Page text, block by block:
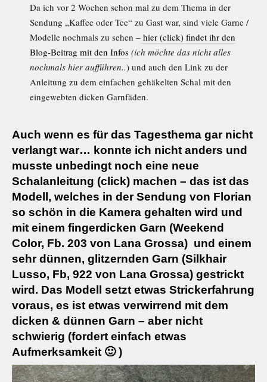
Da ich vor 2 Wochen schon mal zu dem Thema in der
Sendung „Kaffee oder Tee“ zu Gast war, sind viele Garne /
Modelle nochmals zu sehen – hier (click) findet ihr den
Blog-Beitrag mit den Infos (ich möchte das nicht alles
nochmals hier aufführen..) und auch den Link zu der
Anleitung zu dem einfachen gehäkelten Schal mit den
eingewebten dicken Garnfäden.
Auch wenn es für das Tagesthema gar nicht
verlangt war… konnte ich nicht anders und
musste unbedingt noch eine neue
Schalanleitung (click) machen – das ist das
Modell, welches in der Sendung von Florian
so schön in die Kamera gehalten wird und
mit einem fingerdicken Garn (Weekend
Color, Fb. 203 von Lana Grossa) und einem
sehr dünnen, glitzernden Garn (Silkhair
Lusso, Fb, 922 von Lana Grossa) gestrickt
wird. Das Modell setzt etwas Strickerfahrung
voraus, es ist etwas verwirrend mit dem
dicken & dünnen Garn – aber nicht
schwierig (fordert einfach etwas
Aufmerksamkeit 🙂 )